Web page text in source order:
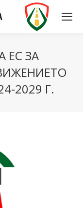
ЕС ЗА
2029 Г.